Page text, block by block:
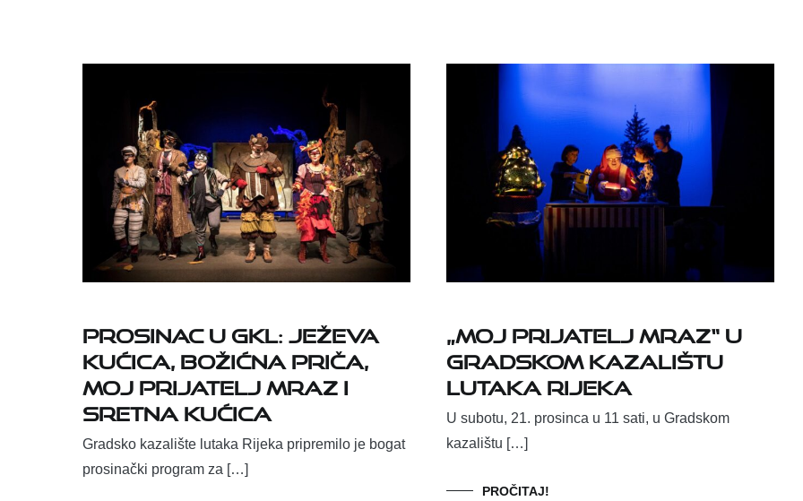
PROSINAC U GKL: JEŽEVA
KUĆICA, BOŽIĆNA PRIČA,
MOJ PRIJATELJ MRAZ I
SRETNA KUĆICA
Gradsko kazalište lutaka Rijeka pripremilo je bogat
prosinački program za […]
„Moj prijatelj Mraz“ u
Gradskom kazalištu
lutaka Rijeka
U subotu, 21. prosinca u 11 sati, u Gradskom
kazalištu […]
PROČITAJ!